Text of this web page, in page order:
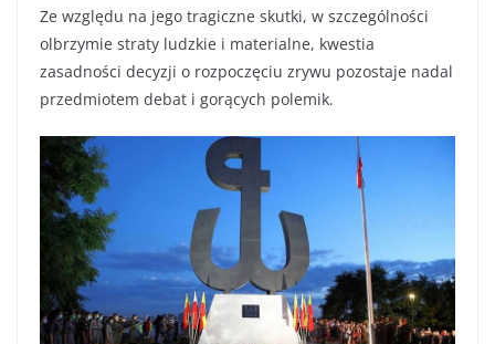
Ze względu na jego tragiczne skutki, w szczególności
olbrzymie straty ludzkie i materialne, kwestia
zasadności decyzji o rozpoczęciu zrywu pozostaje nadal
przedmiotem debat i gorących polemik.